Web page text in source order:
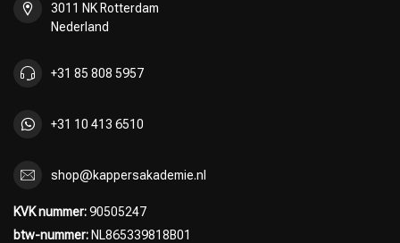
3011 NK Rotterdam
Nederland
+31 85 808 5957
+31 10 413 6510
shop@kappersakademie.nl
KVK nummer:90505247
btw-nummer: NL865339818B01